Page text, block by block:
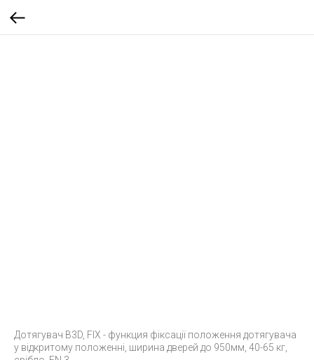
Дотягувач B3D, FIX - функция фіксації положення дотягувача
у відкритому положенні, ширина дверей до 950мм, 40-65 кг,